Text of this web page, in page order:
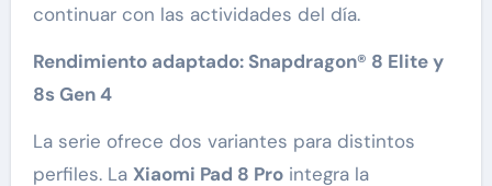
continuar con las actividades del día.
Rendimiento adaptado: Snapdragon® 8 Elite y
8s Gen 4
La serie ofrece dos variantes para distintos
perfiles. La Xiaomi Pad 8 Prointegra la